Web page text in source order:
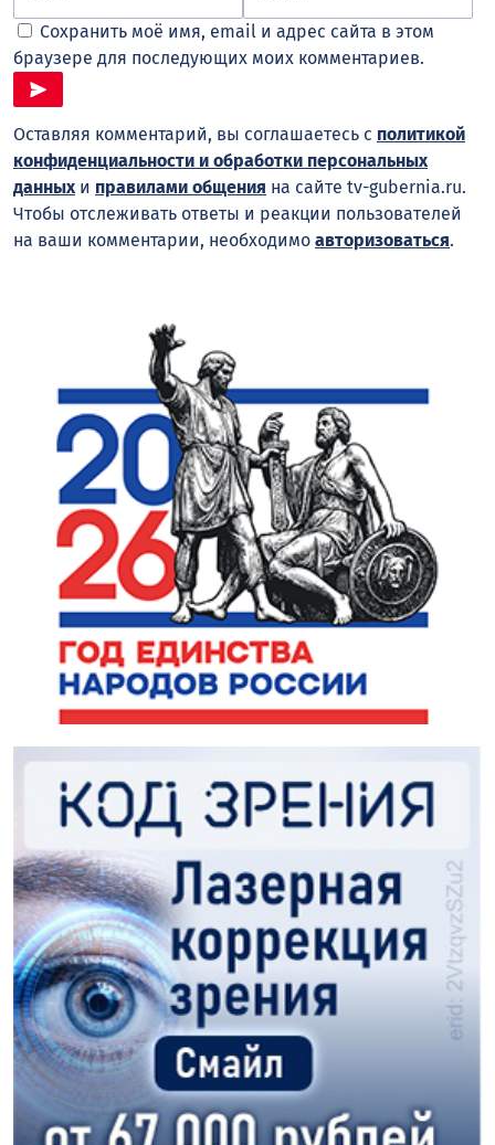
Сохранить моё имя, email и адрес сайта в этом
браузере для последующих моих комментариев.
Оставляя комментарий, вы соглашаетесь с политикой
конфиденциальности и обработки персональных
данныхи правилами общения на сайте tv-gubernia.ru.
Чтобы отслеживать ответы и реакции пользователей
на ваши комментарии, необходимо авторизоваться.